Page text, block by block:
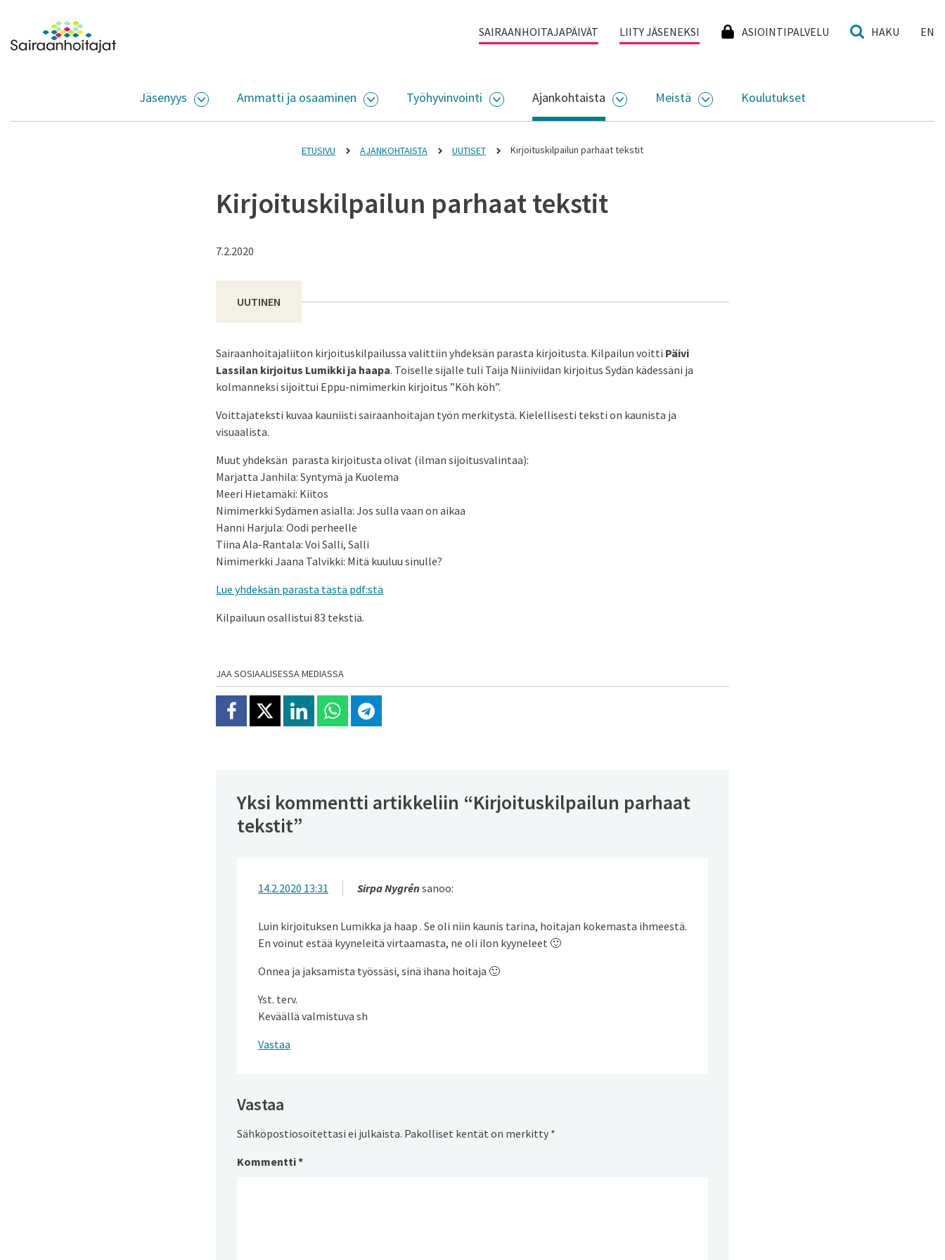
Siirry sisältöön
Etusivulle SAIRAANHOITAJAPÄIVÄT LIITY JÄSENEKSI ASIOINTIPALVELU HAKU EN
Jäsenyys
AVAA ALASIVUJEN VALIKKO
Ammatti ja osaaminen
AVAA ALASIVUJEN VALIKKO
Työhyvinvointi
AVAA ALASIVUJEN VALIKKO
Ajankohtaista
AVAA ALASIVUJEN VALIKKO
Meistä
AVAA ALASIVUJEN VALIKKO
Koulutukset
ETUSIVU AJANKOHTAISTA UUTISET Kirjoituskilpailun parhaat tekstit
Kirjoituskilpailun parhaat tekstit
7.2.2020
UUTINEN
Sairaanhoitajaliiton kirjoituskilpailussa valittiin yhdeksän parasta kirjoitusta. Kilpailun voitti Päivi
Lassilan kirjoitus Lumikki ja haapa. Toiselle sijalle tuli Taija Niiniviidan kirjoitus Sydän kädessäni ja
kolmanneksi sijoittui Eppu-nimimerkin kirjoitus ”Köh köh”.
Voittajateksti kuvaa kauniisti sairaanhoitajan työn merkitystä. Kielellisesti teksti on kaunista ja
visuaalista.
Muut yhdeksän parasta kirjoitusta olivat (ilman sijoitusvalintaa):
Marjatta Janhila: Syntymä ja Kuolema
Meeri Hietamäki: Kiitos
Nimimerkki Sydämen asialla: Jos sulla vaan on aikaa
Hanni Harjula: Oodi perheelle
Tiina Ala-Rantala: Voi Salli, Salli
Nimimerkki Jaana Talvikki: Mitä kuuluu sinulle?
Lue yhdeksän parasta tästä pdf:stä
Kilpailuun osallistui 83 tekstiä.
JAA SOSIAALISESSA MEDIASSA
Jaa Facebookissa
Jaa X:ssäJaa Linkedinissä
Jaa Whatsappissa
Jaa Telegramissa
Yksi kommentti artikkeliin “Kirjoituskilpailun parhaat
tekstit”
Sirpa Nygrén sanoo:
14.2.2020 13:31
Luin kirjoituksen Lumikka ja haap . Se oli niin kaunis tarina, hoitajan kokemasta ihmeestä.
En voinut estää kyyneleitä virtaamasta, ne oli ilon kyyneleet 🙂
Onnea ja jaksamista työssäsi, sinä ihana hoitaja 🙂
Yst. terv.
Keväällä valmistuva sh
Vastaa
Vastaa
Sähköpostiosoitettasi ei julkaista. Pakolliset kentät on merkitty *
Kommentti*